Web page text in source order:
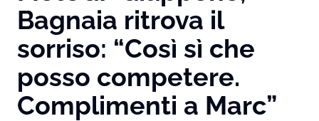
Bagnaia ritrova il
sorriso: “Così sì che
posso competere.
Complimenti a Marc”